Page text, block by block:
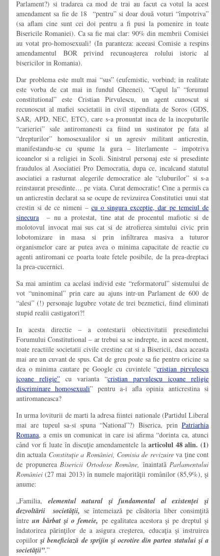
Parlament?) si tradarea ca mod de trai au facut ca votul la acest
amendament sa fie de 18 “pentru” si doar două voturi “împotriva”
(sa aflam cine sunt cei doi pentru a fi pusi la pomenire in toate
Bisericile Romaniei). Ca sa fie mai clar: 90% din membrii Comisiei
au votat pro-homosexuali! (In paranteza: aceeasi Comisie a respins
amendamentul BOR privind recunoaşterea rolului istoric al
bisericilor in Romania).
Dar problema este mult mai “sus” (eufemistic, vorbind; in realitate
este vorba de cat mai in fundul Gheenei). “Capul la” “forumul
constitutional” este Cristian Pirvulescu, un agent cunoscut si
recunoscut al mafiei societatii in civil stipendiata de Soros (GDS,
SAR, APD, NEC, ETC), care s-a pronuntat inca de la inceputurile
“carieriei” sale antiromanesti ca fiind un sustinator pe fata al
“drepturilor” homosexualilor si un agresiv militant anticrestin,
manifestandu-se cu spume la gura – literlamente – impotriva
icoanelor si a religiei in Scoli. Sinistrul personaj este si presedinte
fraudulos al Asociatiei Pro Democratia, dupa ce, incalcand statutul
asociatiei a rasturnat alegerile democratice ale “cluburilor” si s-a
reinstaurat presedinte… pe viata. Curat democratic! Cine a permis ca
un anticrestin declarat sa se ocupe de revizuirea Constitutiei unui stat
crestin si de ce nimeni – cu o singura exceptie, dar pe temeiul de
sinecura – nu a protestat, tine atat de procentul mafiotic si de
molotovul invocat mai sus cat si de atrofierea simtului civic prin
lobotomizare in masa si prin infiltrarea masiva a tuturor
organismelor care ar putea avea o minima capacitate de reactie cu
agenti antiromani ce poarta toate fetele posibile, de la prea-dreptaci
la prea-cucernici.
Sa mai amintim ca acelasi individ este “reformatorul” sistemului de
vot “uninominal” prin care au ajuns intr-un Parlament de 600 de
“alesi” (!) personaje lugubre votate de trei bezmetici, fiind eliminati
stupid realii castigatori?!
In acesta directie – a contestarii obiectivitatii presedintelui
Forumului Constitutional – ar trebui sa se indrepte, in acest moment,
toate reactiile societatii civile crestine cat si a Bisericii, daca aceasta
mai are un cuvant de spus. Cat de greu poate sa fie pentru oricine sa
dea o minima cautare pe Google cu cuvintele “cristian pirvulescu
icoane religie” cu varianta “cristian parvulescu icoane religie
discriminare homosexuali” pentru a-i afla opinia anticrestina si
antiromaneasca?
In urma loviturii de marti la adresa fiintei nationale (Partidul Liberal
mai are tupeul sa-si spuna “National”?) Biserica, prin Patriarhia
Romana, a emis un comunicat in care isi afirma “dorinta ca, atunci
când vor fi luate în discuţie amendamentele la articolul 48 alin. (1)
din actuala Constituţie a României, Comisia de revizuireva ţine cont
de propunerea Bisericii Ortodoxe Române, înaintată Parlamentului
României(27 mai 2013) în numele majorităţii românilor (85,9%), şi
anume:
„Familia, elementul natural şi fundamental al existenţei şi
dezvoltării societăţii, se întemeiază pe căsătoria liber consimţită
întreun bărbat şi o femeie, pe egalitatea acestora şi pe dreptul şi
îndatorirea părinţilor de a asigura creşterea, educaţia şi instruirea
copiilor şi beneficiază de sprijin şi ocrotire din partea statului şi a
societăţii”.”